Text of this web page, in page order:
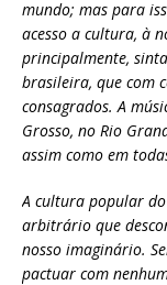
mundo; mas para
acesso a cultura, à
principalmente,
brasileira, que com
consagrados. A
Grosso, no Rio
assim como em
A cultura popular
arbitrário que
nosso imaginário.
pactuar com